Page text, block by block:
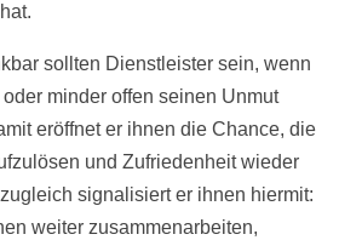
sollten Dienstleister sein, wenn
minder offen seinen Unmut
eröffnet er ihnen die Chance, die
und Zufriedenheit wieder
signalisiert er ihnen hiermit:
weiter zusammenarbeiten,